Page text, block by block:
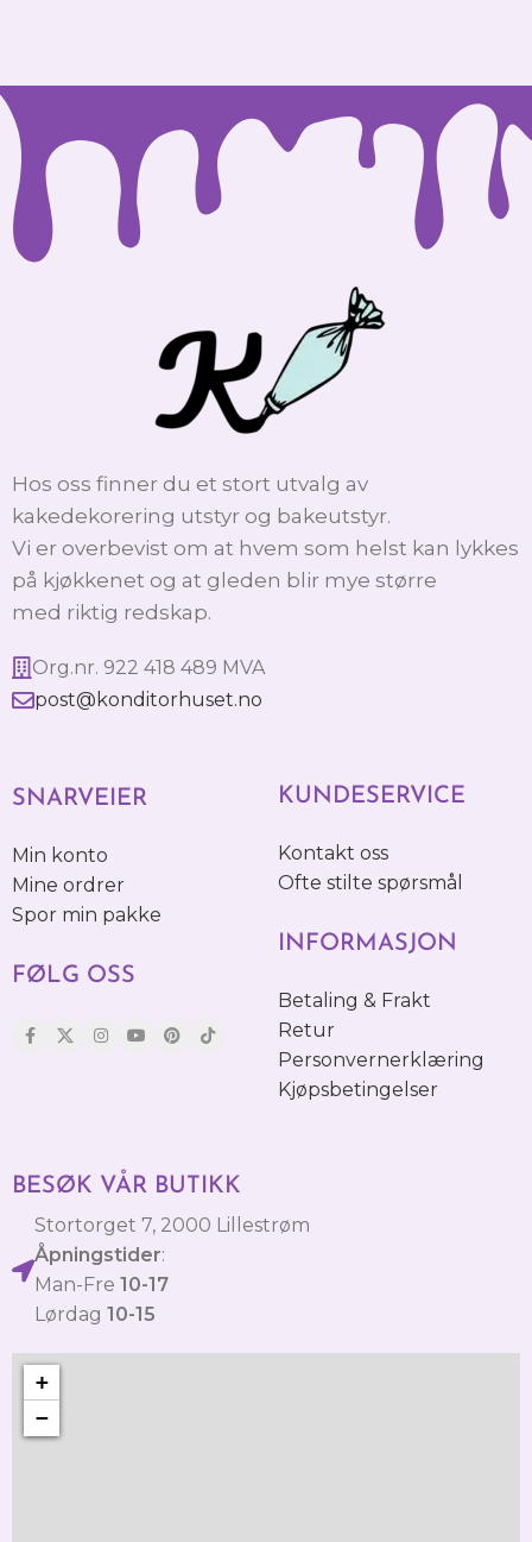
Hos oss finner du et stort utvalg av
kakedekorering utstyr og bakeutstyr.
Vi er overbevist om at hvem som helst kan lykkes
på kjøkkenet og at gleden blir mye større
med riktig redskap.
Org.nr. 922 418 489 MVA
post@konditorhuset.no
SNARVEIER
Min konto
Mine ordrer
Spor min pakke
FØLG OSS
KUNDESERVICE
Kontakt oss
Ofte stilte spørsmål
INFORMASJON
Betaling & Frakt
Retur
Personvernerklæring
Kjøpsbetingelser
BESØK VÅR BUTIKK
Stortorget 7, 2000 Lillestrøm
Åpningstider:
Man-Fre 10-17
Lørdag 10-15
+
−